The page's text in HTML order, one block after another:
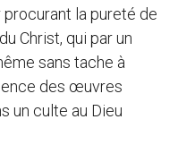
la pureté de
Christ, qui par un
sans tache à
des œuvres
un culte au Dieu